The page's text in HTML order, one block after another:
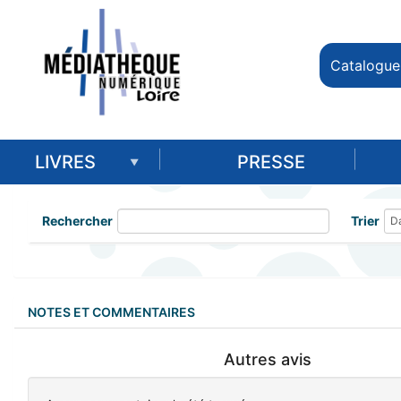
Catalogue
LIVRES PRESSE
Rechercher Trier
NOTES ET COMMENTAIRES
Autres avis